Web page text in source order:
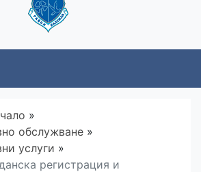
»
обслужване »
услуги »
регистрация и